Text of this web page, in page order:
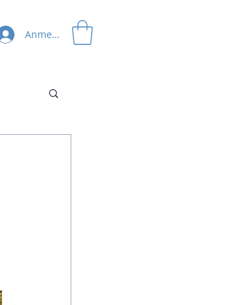
Anmelden